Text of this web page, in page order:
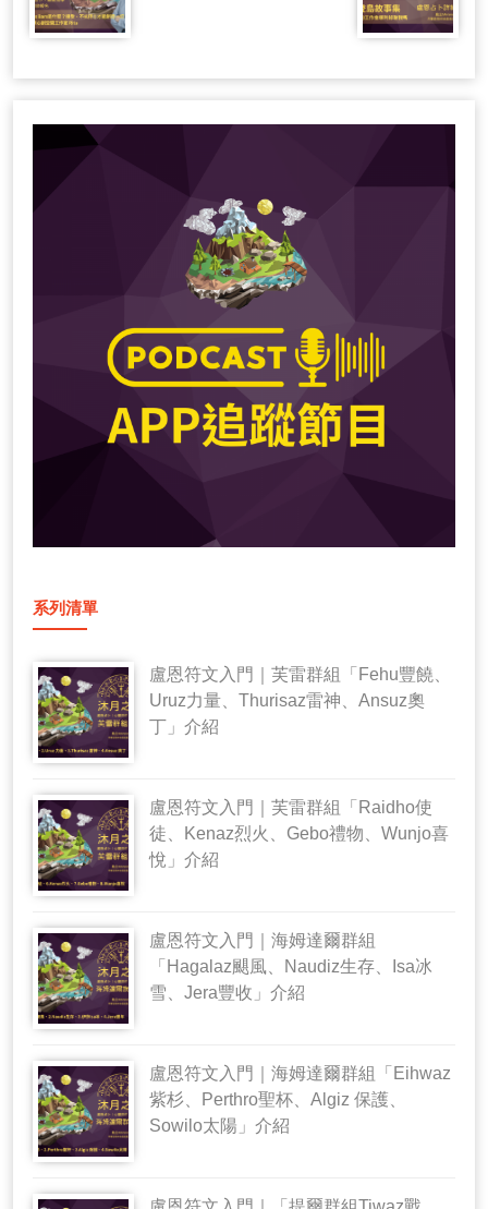
系列清單
盧恩符文入門｜芙雷群組「Fehu豐饒、
Uruz力量、Thurisaz雷神、Ansuz奧
丁」介紹
盧恩符文入門｜芙雷群組「Raidho使
徒、Kenaz烈火、Gebo禮物、Wunjo喜
悅」介紹
盧恩符文入門｜海姆達爾群組
「Hagalaz颶風、Naudiz生存、Isa冰
雪、Jera豐收」介紹
盧恩符文入門｜海姆達爾群組「Eihwaz
紫杉、Perthro聖杯、Algiz 保護、
Sowilo太陽」介紹